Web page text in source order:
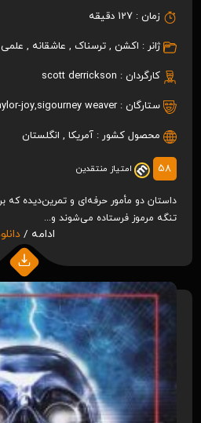
زمان : 127 دقیقه
ژانر : اکشن ,ترسناک , عاشقانه ,
کارگردان : scott derrickson
ستارگان : joy,sigourney weaver
محصول کشور : آمریکا , انگلستان
58 امتیاز منتقدین
داستان دو مأمور حرفه‌ای و تمرین‌دیده
تنگه مرموز فرستاده می‌شوند و...
ادامه /